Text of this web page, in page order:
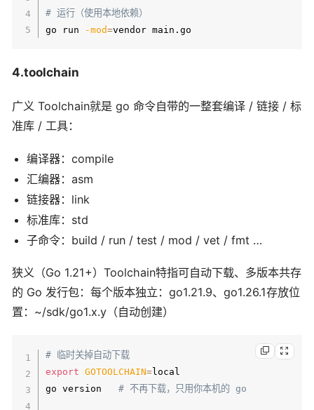
# 运行（使用本地依赖）
go run
-mod=vendor main.go
4.toolchain
广义 Toolchain就是 go 命令自带的一整套编译 / 链接 / 标
准库 / 工具：
编译器：compile
汇编器：asm
链接器：link
标准库：std
子命令：build / run / test / mod / vet / fmt …
狭义（Go 1.21+）Toolchain特指可自动下载、多版本共存
的 Go 发行包：每个版本独立：go1.21.9、go1.26.1存放位
置：~/sdk/go1.x.y（自动创建）
# 临时关掉自动下载
export
GOTOOLCHAIN=local
go version # 不再下载，只用你本机的 go